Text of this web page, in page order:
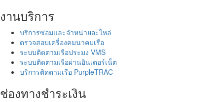
งานบริการ
บริการซ่อมและจำหน่ายอะไหล่
ตรวจสอบเครื่องคมนาคมเรือ
ระบบติดตามเรือประมง VMS
ระบบติดตามเรือผ่านอินเตอร์เน็ต
บริการติดตามเรือ PurpleTRAC
ช่องทางชำระเงิน